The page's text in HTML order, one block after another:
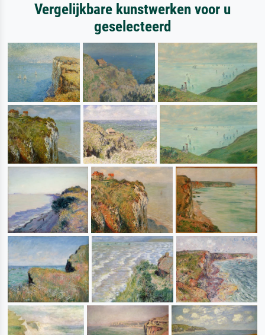
Vergelijkbare kunstwerken voor u
geselecteerd